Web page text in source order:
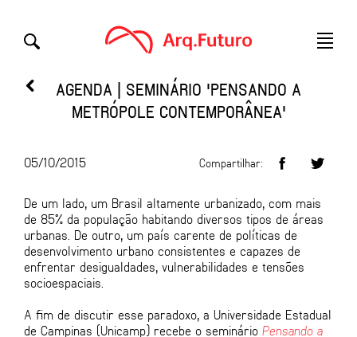
AGENDA | SEMINÁRIO 'PENSANDO A
METRÓPOLE CONTEMPORÂNEA'
05/10/2015 Compartilhar:
De um lado, um Brasil altamente urbanizado, com mais
de 85% da população habitando diversos tipos de áreas
urbanas. De outro, um país carente de políticas de
desenvolvimento urbano consistentes e capazes de
enfrentar desigualdades, vulnerabilidades e tensões
socioespaciais.
A fim de discutir esse paradoxo, a Universidade Estadual
de Campinas (Unicamp) recebe o seminário Pensando a